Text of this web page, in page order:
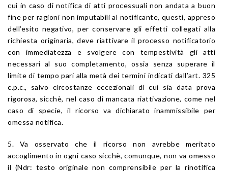
cui in caso di notifica di atti processuali non andata a buon
fine per ragioni non imputabili al notificante, questi, appreso
dell’esito negativo, per conservare gli effetti collegati alla
richiesta originaria, deve riattivare il processo notificatorio
con immediatezza e svolgere con tempestività gli atti
necessari al suo completamento, ossia senza superare il
limite di tempo pari alla metà dei termini indicati dall’art. 325
c.p.c., salvo circostanze eccezionali di cui sia data prova
rigorosa, sicchè, nel caso di mancata riattivazione, come nel
caso di specie, il ricorso va dichiarato inammissibile per
omessa notifica.
5. Va osservato che il ricorso non avrebbe meritato
accoglimento in ogni caso sicchè, comunque, non va omesso
il (Ndr: testo originale non comprensibile per la rinotifica